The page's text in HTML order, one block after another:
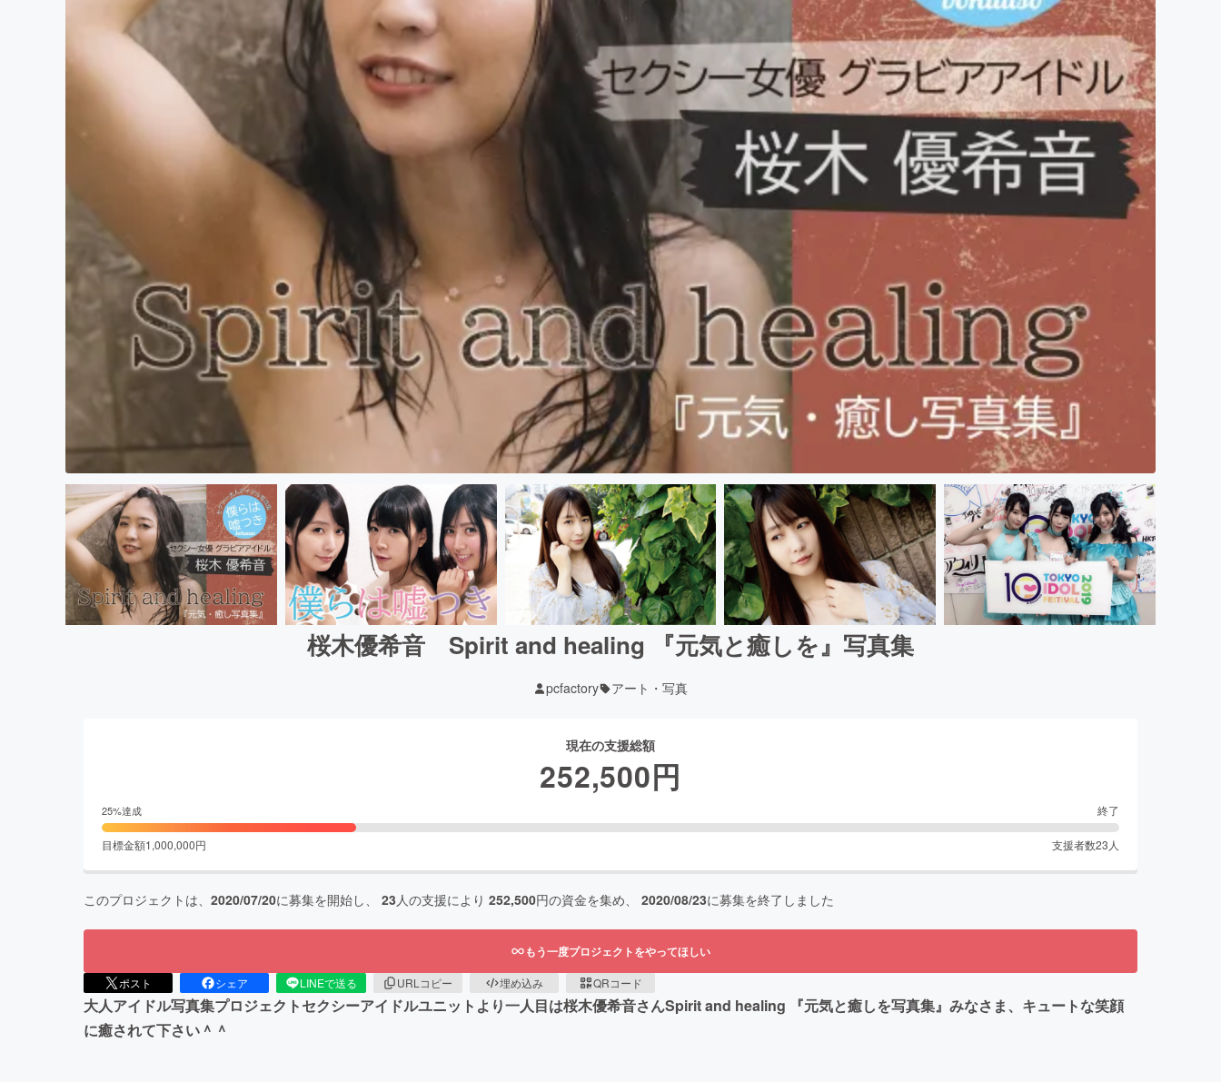
桜木優希音 Spirit and healing 『元気と癒しを』写真集
pcfactory アート・写真
現在の支援総額
252,500円
25%達成 終了
目標金額1,000,000円 支援者数23 人
このプロジェクトは、 2020/07/20に募集を開始し、 23人の支援により 252,500円の資金を集め、 2020/08/23に募集を終了しました
もう一度プロジェクトをやってほしい
ポスト シェア LINEで送る URLコピー 埋め込み QRコード
大人アイドル写真集プロジェクトセクシーアイドルユニットより一人目は桜木優希音さんSpirit and healing 『元気と癒しを写真集』みなさま、キュートな笑顔
に癒されて下さい＾＾